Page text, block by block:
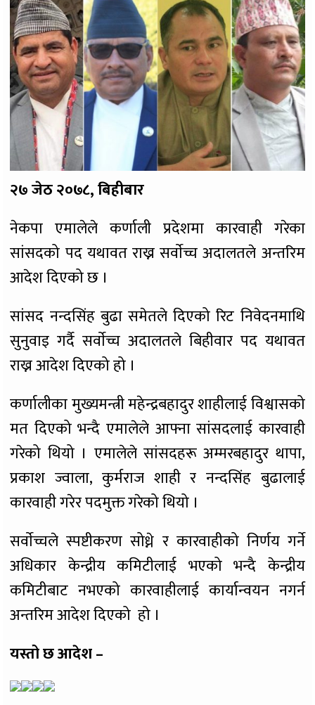
२७ जेठ २०७८, बिहीबार
नेकपा एमालेले कर्णाली प्रदेशमा कारवाही गरेका
सांसदको पद यथावत राख्न सर्वाेच्च अदालतले अन्तरिम
आदेश दिएको छ ।
सांसद नन्दसिंह बुढा समेतले दिएको रिट निवेदनमाथि
सुनुवाइ गर्दै सर्वाेच्च अदालतले बिहीवार पद यथावत
राख्न आदेश दिएको हो ।
कर्णालीका मुख्यमन्त्री महेन्द्रबहादुर शाहीलाई विश्वासको
मत दिएको भन्दै एमालेले आफ्ना सांसदलाई कारवाही
गरेको थियो । एमालेले सांसदहरू अम्मरबहादुर थापा,
प्रकाश ज्वाला, कुर्मराज शाही र नन्दसिंह बुढालाई
कारवाही गरेर पदमुक्त गरेको थियो ।
सर्वाेच्चले स्पष्टीकरण सोध्ने र कारवाहीको निर्णय गर्ने
अधिकार केन्द्रीय कमिटीलाई भएको भन्दै केन्द्रीय
कमिटीबाट नभएको कारवाहीलाई कार्यान्वयन नगर्न
अन्तरिम आदेश दिएको हो ।
यस्तो छ आदेश –